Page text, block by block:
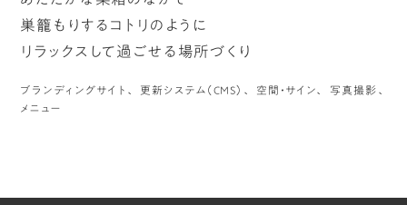
巣籠もりするコトリのように
リラックスして過ごせる場所づくり
ブランディングサイト 更新システム（CMS） 空間・サイン
写真撮影
メニュー